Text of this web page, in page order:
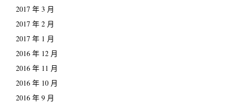
2017 年 3 月
2017 年 2 月
2017 年 1 月
2016 年 12 月
2016 年 11 月
2016 年 10 月
2016 年 9 月